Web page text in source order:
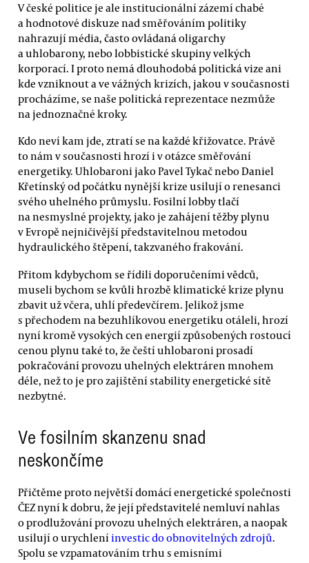
V české politice je ale institucionální zázemí chabé
a hodnotové diskuze nad směřováním politiky
nahrazují média, často ovládaná oligarchy
a uhlobarony, nebo lobbistické skupiny velkých
korporací. I proto nemá dlouhodobá politická vize ani
kde vzniknout a ve vážných krizích, jakou v současnosti
procházíme, se naše politická reprezentace nezmůže
na jednoznačné kroky.
Kdo neví kam jde, ztratí se na každé křižovatce. Právě
to nám v současnosti hrozí i v otázce směřování
energetiky. Uhlobaroni jako Pavel Tykač nebo Daniel
Křetínský od počátku nynější krize usilují o renesanci
svého uhelného průmyslu. Fosilní lobby tlačí
na nesmyslné projekty, jako je zahájení těžby plynu
v Evropě nejničivější představitelnou metodou
hydraulického štěpení, takzvaného frakování.
Přitom kdybychom se řídili doporučeními vědců,
museli bychom se kvůli hrozbě klimatické krize plynu
zbavit už včera, uhlí předevčírem. Jelikož jsme
s přechodem na bezuhlíkovou energetiku otáleli, hrozí
nyní kromě vysokých cen energií způsobených rostoucí
cenou plynu také to, že čeští uhlobaroni prosadí
pokračování provozu uhelných elektráren mnohem
déle, než to je pro zajištění stability energetické sítě
nezbytné.
Ve fosilním skanzenu snad
neskončíme
Přičtěme proto největší domácí energetické společnosti
ČEZ nyní k dobru, že její představitelé nemluví nahlas
o prodlužování provozu uhelných elektráren, a naopak
usilují o urychlení investic do obnovitelných zdrojů.
Spolu se vzpamatováním trhu s emisními